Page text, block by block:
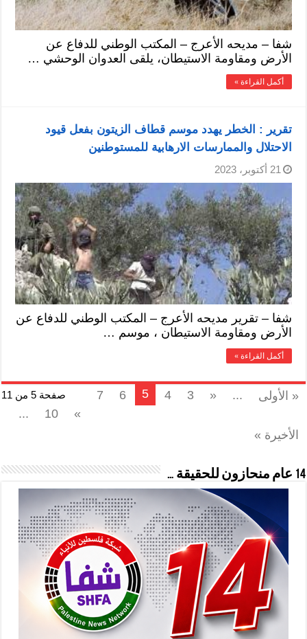
شفا – مديحه الأعرج – المكتب الوطني للدفاع عن
الأرض ومقاومة الاستيطان، يلقى العدوان الوحشي …
أكمل القراءة »
تقرير : الخطر يهدد موسم قطاف الزيتون بفعل قيود
الاحتلال والممارسات الارهابية للمستوطنين
21 أكتوبر، 2023
شفا – تقرير مديحه الأعرج – المكتب الوطني للدفاع عن
الأرض ومقاومة الاستيطان ، موسم …
أكمل القراءة »
صفحة 5 من 11 « الأولى ...
«
3
4
5
6
7
»
10
...
الأخيرة »
14 عام منحازون للحقيقة …